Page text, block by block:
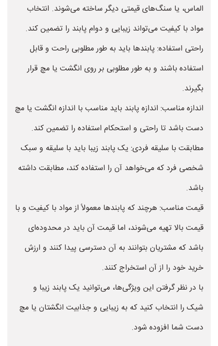
الماس، یا سنگ‌های قیمتی دیگر ساخته می‌شوند. انتخاب
مواد با کیفیت می‌تواند زیبایی و دوام پابند را تضمین کند.
راحتی استفاده: پابندها باید به طور مطلوبی راحت و قابل
استفاده باشند و به طور مطلوبی بر روی انگشت یا مچ قرار
بگیرند.
اندازه مناسب: اندازه پابند باید مناسب با اندازه انگشت یا مچ
دست باشد تا راحتی و استحکام استفاده را تضمین کند.
مطابقت با سلیقه فردی: یک پابند زیبا باید با سلیقه و سبک
شخصی فرد که می‌خواهد آن را استفاده کند، مطابقت داشته
باشد.
قیمت مناسب: هرچند که پابندها معمولاً از مواد با کیفیت و با
قیمت بالا تهیه می‌شوند، اما قیمت آن باید در محدوده‌ای
باشد که مشتریان بتوانند به آن دسترسی پیدا کنند و ارزش
خرید خود را از آن استخراج کنند.
با در نظر گرفتن این ویژگی‌ها، می‌توانید یک پابند زیبا و
شیک را انتخاب کنید که به زیبایی و جذابیت انگشتان یا مچ
دست شما افزوده شود.